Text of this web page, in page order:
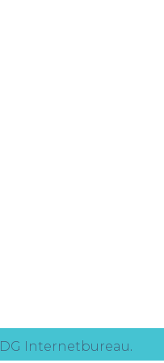
DG Internetbureau.